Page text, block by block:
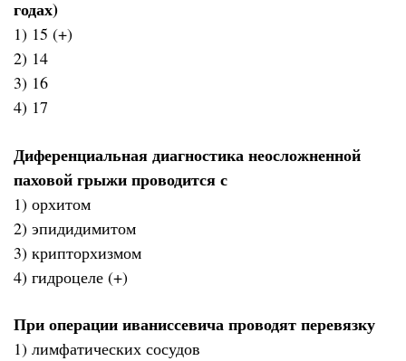
годах)
1) 15 (+)
2) 14
3) 16
4) 17
Диференциальная диагностика неосложненной
паховой грыжи проводится с
1) орхитом
2) эпидидимитом
3) крипторхизмом
4) гидроцеле (+)
При операции иваниссевича проводят перевязку
1) лимфатических сосудов